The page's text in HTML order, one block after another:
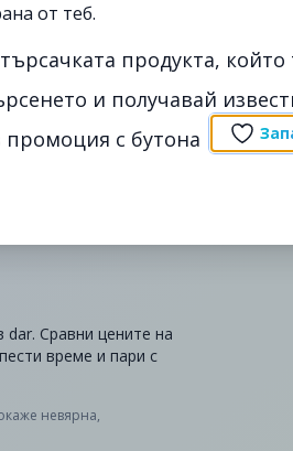
Сравни цените на
време и пари с
невярна,
от теб.
продукта,
и получавай
промоция с бутона